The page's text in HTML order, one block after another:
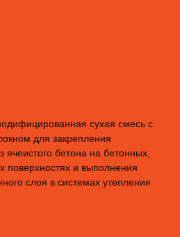
сухая смесь с
для закрепления
ячеистого бетона на бетонных,
поверхностях и выполнения
слоя в системах утепления